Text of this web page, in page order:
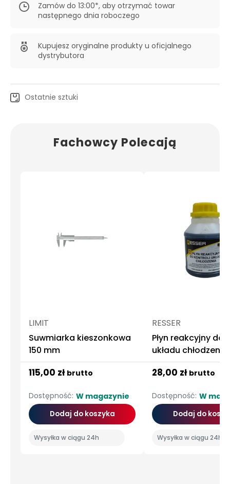
Zamów do 13:00*, aby otrzymać towar
następnego dnia roboczego
Kupujesz oryginalne produkty u oficjalnego
dystrybutora
Ostatnie sztuki
Fachowcy Polecają
LIMIT
Suwmiarka kieszonkowa
150 mm
115,00 zł brutto
Dostępność: W magazynie
Dodaj do koszyka
Wysyłka w ciągu 24h
RESSER
Płyn reakcyjny do
układu
28,00 zł brutto
Dostępność: W
Dodaj do
Wysyłka w ciągu 24h